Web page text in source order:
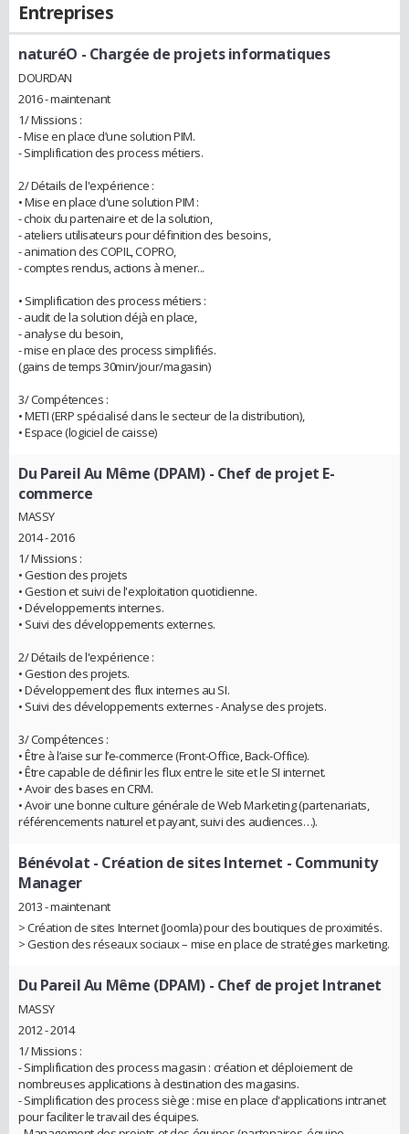
Entreprises
naturéO - Chargée de projets informatiques
DOURDAN
2016 - maintenant
1/ Missions :
- Mise en place d’une solution PIM.
- Simplification des process métiers.
2/ Détails de l'expérience :
• Mise en place d'une solution PIM :
- choix du partenaire et de la solution,
- ateliers utilisateurs pour définition des besoins,
- animation des COPIL, COPRO,
- comptes rendus, actions à mener...
• Simplification des process métiers :
- audit de la solution déjà en place,
- analyse du besoin,
- mise en place des process simplifiés.
(gains de temps 30min/jour/magasin)
3/ Compétences :
• METI (ERP spécialisé dans le secteur de la distribution),
• Espace (logiciel de caisse)
Du Pareil Au Même (DPAM)- Chef de projet E-
commerce
MASSY
2014 - 2016
1/ Missions :
• Gestion des projets
• Gestion et suivi de l'exploitation quotidienne.
• Développements internes.
• Suivi des développements externes.
2/ Détails de l'expérience :
• Gestion des projets.
• Développement des flux internes au SI.
• Suivi des développements externes - Analyse des projets.
3/ Compétences :
• Être à l’aise sur l’e-commerce (Front-Office, Back-Office).
• Être capable de définir les flux entre le site et le SI internet.
• Avoir des bases en CRM.
• Avoir une bonne culture générale de Web Marketing (partenariats,
référencements naturel et payant, suivi des audiences…).
Bénévolat - Création de sites Internet - Community
Manager
2013 - maintenant
> Création de sites Internet (Joomla) pour des boutiques de proximités.
> Gestion des réseaux sociaux – mise en place de stratégies marketing.
Du Pareil Au Même (DPAM)- Chef de projet Intranet
MASSY
2012 - 2014
1/ Missions :
- Simplification des process magasin : création et déploiement de
nombreuses applications à destination des magasins.
- Simplification des process siège : mise en place d'applications intranet
pour faciliter le travail des équipes.